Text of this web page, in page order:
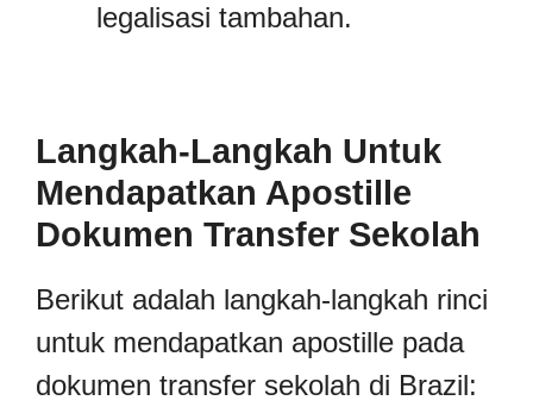
legalisasi tambahan.
Langkah-Langkah Untuk
Mendapatkan Apostille
Dokumen Transfer Sekolah
Berikut adalah langkah-langkah rinci
untuk mendapatkan apostille pada
dokumen transfer sekolah di Brazil: